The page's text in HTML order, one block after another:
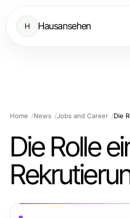
H Hausansehen
Home News Jobs and Career Die
Die Rolle